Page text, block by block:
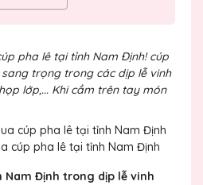
pha lê tại tỉnh Nam Định! cúp
trọng trong các dịp lễ vinh
lớp,... Khi cầm trên tay món
cúp pha lê tại tỉnh Nam Định
Nam Định trong dịp lễ vinh